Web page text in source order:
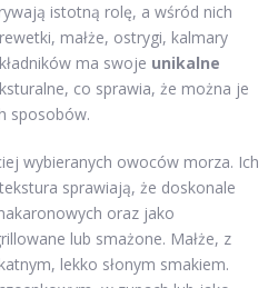
istotną rolę, a wśród nich
małże, ostrygi, kalmary
ma swoje unikalne
co sprawia, że można je
sposobów.
wybieranych owoców morza. Ich
sprawiają, że doskonale
oraz jako
lub smażone. Małże, z
lekko słonym smakiem.